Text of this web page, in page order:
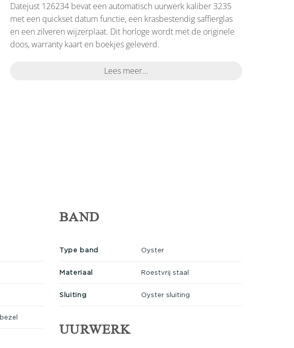
Datejust 126234 bevat een automatisch uurwerk kaliber 3235
met een quickset datum functie, een krasbestendig saffierglas
en een zilveren wijzerplaat. Dit horloge wordt met de originele
doos, warranty kaart en boekjes geleverd.
Lees meer...
BAND
Type band Oyster
Materiaal Roestvrij staal
Sluiting Oyster sluiting
UURWERK